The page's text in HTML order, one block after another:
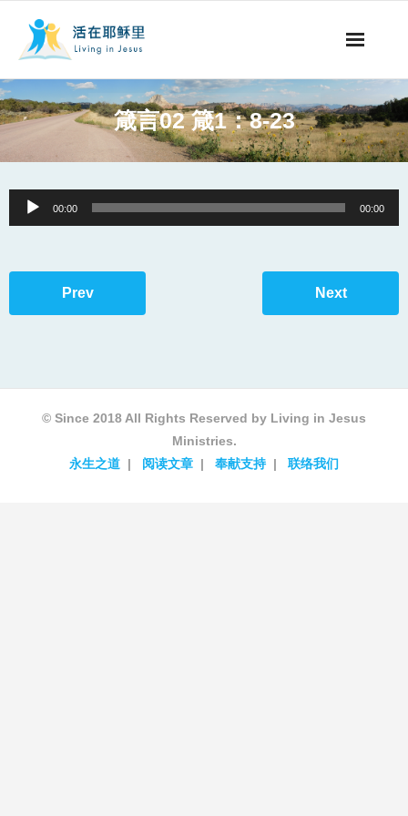
事工概要
阅读文章
箴言02 箴1：8-23
Audio
Player
00:00 00:00
Prev Next
© Since 2018 All Rights Reserved by Living in Jesus
Ministries.
永生之道
阅读文章 奉献支持 联络我们